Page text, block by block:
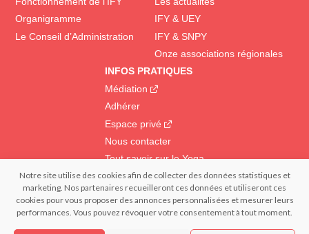
Notre site utilise des cookies afin de collecter des données statistiques et
marketing. Nos partenaires recueilleront ces données et utiliseront ces
cookies pour vous proposer des annonces personnalisées et mesurer leurs
performances. Vous pouvez révoquer votre consentement à tout moment.
Organigramme
Le Conseil d’Administration
IFY & UEY
IFY & SNPY
Onze associations régionales
INFOS PRATIQUES
Médiation
Adhérer
Espace privé
Nous contacter
Tout savoir sur le Yoga
© 2022 IFY Institut Français du Yoga | Tous droits réservés – Reproduction
interdite | Réalisation : – FRANCECOM, Agence digitale
Confidentialité et données personnelles Mentions légales
Politique de cookies (EU)